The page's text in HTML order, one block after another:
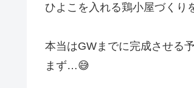
ひよこを入れる鶏小屋づくり
本当はGWまでに完成させる
まず…😅